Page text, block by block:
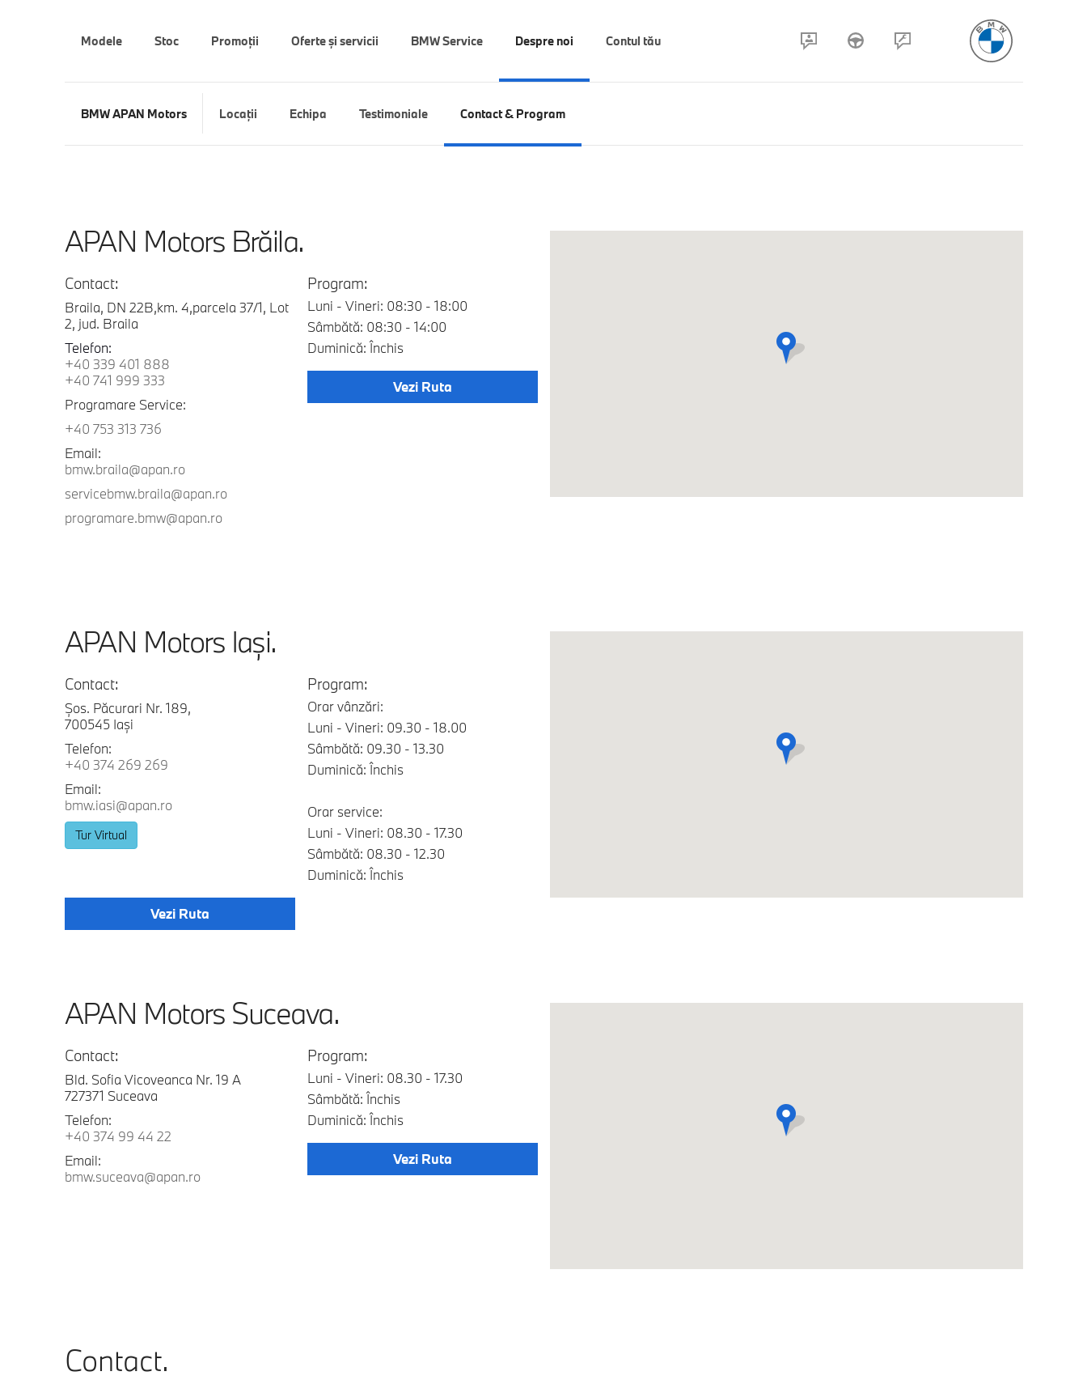
Modele Stoc Promoții Oferte şi servicii BMW Service Despre noi Contul tău
BMW APAN Motors Locaţii Echipa Testimoniale Contact & Program
APAN Motors Brăila.
Contact:
Braila, DN 22B,km. 4,parcela 37/1, Lot
2, jud. Braila
Telefon:
+40 339 401 888
+40 741 999 333
Programare Service:
+40 753 313 736
Email:
bmw.braila@apan.ro
servicebmw.braila@apan.ro
programare.bmw@apan.ro
Program:
Luni - Vineri: 08:30 - 18:00
Sâmbătă: 08:30 - 14:00
Duminică: Închis
Vezi Ruta
APAN Motors Iaşi.
Contact:
Şos. Păcurari Nr. 189,
700545 Iaşi
Telefon:
+40 374 269 269
Email:
bmw.iasi@apan.ro
Tur Virtual
Program:
Orar vânzări:
Luni - Vineri: 09.30 - 18.00
Sâmbătă: 09.30 - 13.30
Duminică: Închis
Orar service:
Luni - Vineri: 08.30 - 17.30
Sâmbătă: 08.30 - 12.30
Duminică: Închis
Vezi Ruta
APAN Motors Suceava.
Contact:
Bld. Sofia Vicoveanca Nr. 19 A
727371 Suceava
Telefon:
+40 374 99 44 22
Email:
bmw.suceava@apan.ro
Program:
Luni - Vineri: 08.30 - 17.30
Sâmbătă: Închis
Duminică: Închis
Vezi Ruta
Contact.